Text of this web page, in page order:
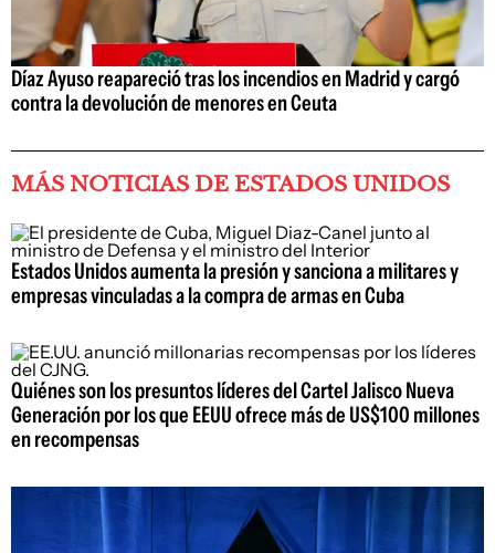
Díaz Ayuso reapareció tras los incendios en Madrid y cargó
contra la devolución de menores en Ceuta
MÁS NOTICIAS DE ESTADOS UNIDOS
Estados Unidos aumenta la presión y sanciona a militares y
empresas vinculadas a la compra de armas en Cuba
Quiénes son los presuntos líderes del Cartel Jalisco Nueva
Generación por los que EEUU ofrece más de US$100 millones
en recompensas